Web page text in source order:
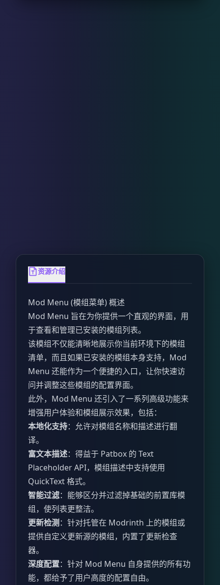
资源介绍
Mod Menu (模组菜单) 概述
Mod Menu 旨在为你提供一个直观的界面，用
于查看和管理已安装的模组列表。
该模组不仅能清晰地展示你当前环境下的模组
清单，而且如果已安装的模组本身支持，Mod
Menu 还能作为一个便捷的入口，让你快速访
问并调整这些模组的配置界面。
此外，Mod Menu 还引入了一系列高级功能来
增强用户体验和模组展示效果，包括：
本地化支持：允许对模组名称和描述进行翻
译。
富文本描述：得益于 Patbox 的 Text
Placeholder API，模组描述中支持使用
QuickText 格式。
智能过滤：能够区分并过滤掉基础的前置库模
组，使列表更整洁。
更新检测 ：针对托管在 Modrinth 上的模组或
提供自定义更新源的模组，内置了更新检查
器。
深度配置：针对 Mod Menu 自身提供的所有功
能，都给予了用户高度的配置自由。